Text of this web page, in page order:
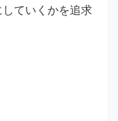
ていくかを追求